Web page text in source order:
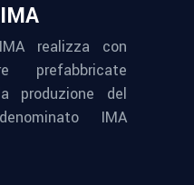
realizza con
prefabbricate
produzione del
IMA